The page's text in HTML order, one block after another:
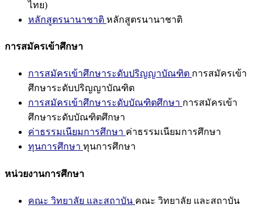
ไทย)
หลักสูตรนานาชาติ หลักสูตรนานาชาติ
การสมัครเข้าศึกษา
การสมัครเข้าศึกษาระดับปริญญาบัณฑิต การสมัครเข้า
ศึกษาระดับปริญญาบัณฑิต
การสมัครเข้าศึกษาระดับบัณฑิตศึกษา การสมัครเข้า
ศึกษาระดับบัณฑิตศึกษา
ค่าธรรมเนียมการศึกษา ค่าธรรมเนียมการศึกษา
ทุนการศึกษา ทุนการศึกษา
หน่วยงานการศึกษา
คณะ วิทยาลัย และสถาบัน คณะ วิทยาลัย และสถาบัน